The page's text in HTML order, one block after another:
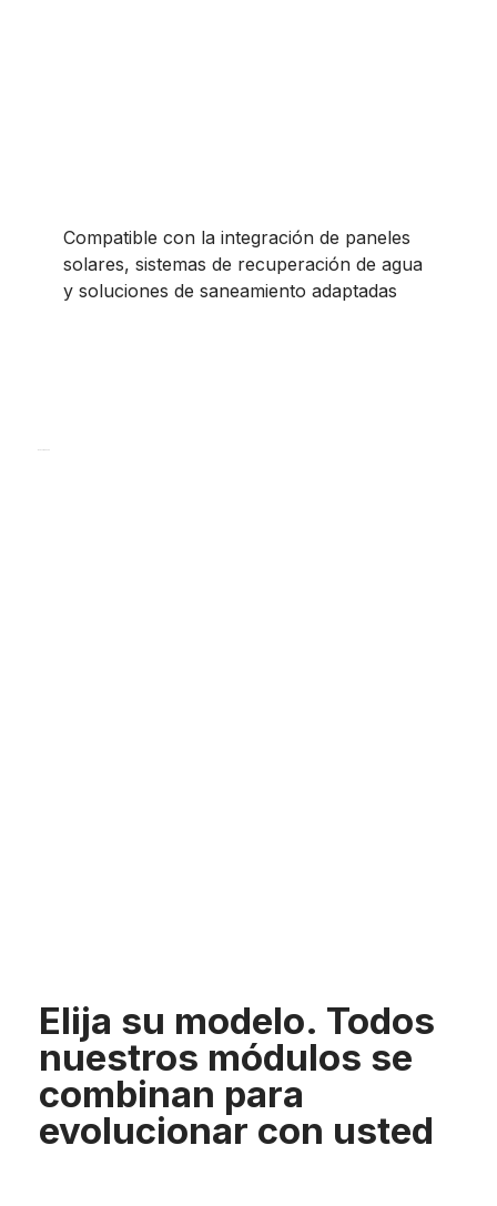
autonomía
Compatible con la integración de paneles
solares, sistemas de recuperación de agua
y soluciones de saneamiento adaptadas
Elija su modelo. Todos
nuestros módulos se
combinan para
evolucionar con usted